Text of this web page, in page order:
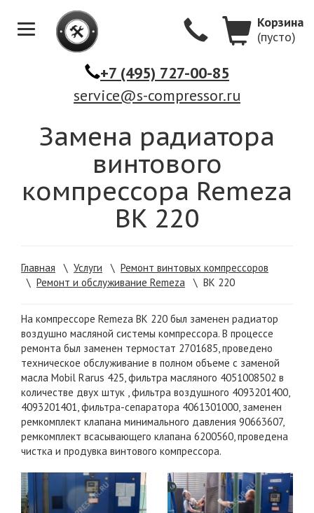
Меню
Корзина
(пусто)
+7 (495) 727-00-85
service@s-compressor.ru
Замена радиатора
винтового
компрессора Remeza
ВК 220
Главная \ Услуги \ Ремонт винтовых компрессоров
\ Ремонт и обслуживание Remeza \ ВК 220
На компрессоре Remeza ВК 220 был заменен радиатор
воздушно масляной системы компрессора. В процессе
ремонта был заменен термостат 2701685, проведено
техническое обслуживание в полном объеме с заменой
масла Mobil Rarus 425, фильтра масляного 4051008502 в
количестве двух штук , фильтра воздушного 4093201400,
4093201401, фильтра-сепаратора 4061301000, заменен
ремкомплект клапана минимального давления 90663607,
ремкомплект всасывающего клапана 6200560, проведена
чистка и продувка винтового компрессора.